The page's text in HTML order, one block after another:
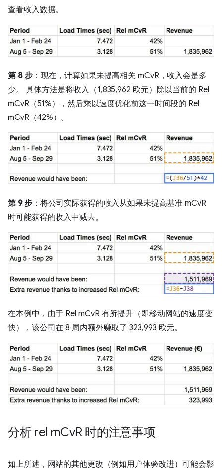
查看收入数据。
第 8 步 ：现在，计算如果未提高相关 mCvR，收入会是多
少。 具体方法是将收入（1,835,962 欧元）除以当前的 Rel
mCvR（51%），然后乘以速度优化前这一时间段的 Rel
mCvR（42%）。
第 9 步 ：将公司实际获得的收入从如果未提高基准 mCvR
时可能获得的收入中减去。
在本例中，由于 Rel mCvR 有所提升（即移动网站的速度变
快），该公司在 8 周内额外赚取了 323,993 欧元。
分析 rel mCvR 时的注意事项
如上所述，网站的其他更改（例如用户体验改进）可能会影